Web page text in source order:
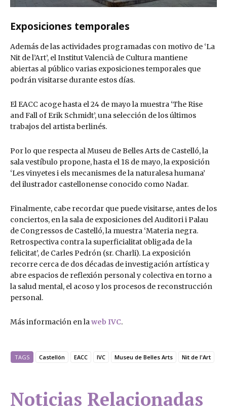
Exposiciones temporales
Además de las actividades programadas con motivo de ‘La
Nit de l’Art’, el Institut Valencià de Cultura mantiene
abiertas al público varias exposiciones temporales que
podrán visitarse durante estos días.
El EACC acoge hasta el 24 de mayo la muestra ‘The Rise
and Fall of Erik Schmidt’, una selección de los últimos
trabajos del artista berlinés.
Por lo que respecta al Museu de Belles Arts de Castelló, la
sala vestíbulo propone, hasta el 18 de mayo, la exposición
‘Les vinyetes i els mecanismes de la naturalesa humana’
del ilustrador castellonense conocido como Nadar.
Finalmente, cabe recordar que puede visitarse, antes de los
conciertos, en la sala de exposiciones del Auditori i Palau
de Congressos de Castelló, la muestra ‘Materia negra.
Retrospectiva contra la superficialitat obligada de la
felicitat’, de Carles Pedrón (sr. Charli). La exposición
recorre cerca de dos décadas de investigación artística y
abre espacios de reflexión personal y colectiva en torno a
la salud mental, el acoso y los procesos de reconstrucción
personal.
Más información en laweb IVC.
TAGS Castellón EACC IVC Museu de Belles Arts Nit de l'Art
Noticias Relacionadas